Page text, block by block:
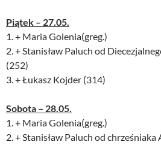
Piątek – 27.05.
1. + Maria Golenia(greg.)
2. + Stanisław Paluch od
(252)
3. + Łukasz Kojder (314)
Sobota – 28.05.
1. + Maria Golenia(greg.)
2. + Stanisław Paluch od